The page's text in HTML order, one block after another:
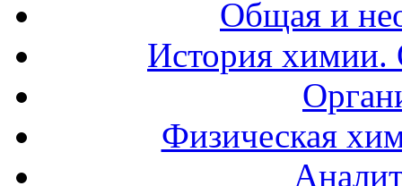
Общая и
История
Физическая